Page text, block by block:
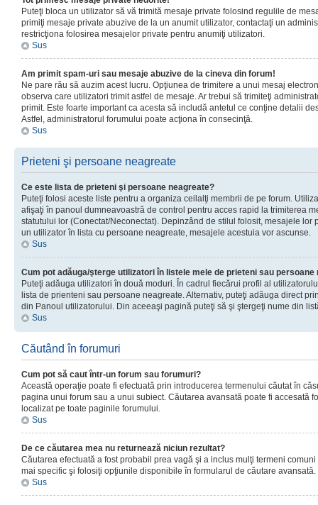
Puteţi bloca un utilizator să vă trimită mesaje private folosind regulile de
primiţi mesaje private abuzive de la un anumit utilizator, contactaţi un
restricţiona folosirea mesajelor private pentru anumiţi utilizatori.
Sus
Am primit spam-uri sau mesaje abuzive de la cineva din forum!
Ne pare rău să auzim acest lucru. Opţiunea de trimitere a unui mesaj
observa care utilizatori trimit astfel de mesaje. Ar trebui să trimiteţi
primit. Este foarte important ca acesta să includă antetul ce conţine detalii
Astfel, administratorul forumului poate acţiona în consecinţă.
Sus
Prieteni şi persoane neagreate
Ce este lista de prieteni şi persoane neagreate?
Puteţi folosi aceste liste pentru a organiza ceilalţi membrii de pe forum.
afişaţi în panoul dumneavoastră de control pentru acces rapid la trimiterea
statutului lor (Conectat/Neconectat). Depinzând de stilul folosit, mesajele lor
un utilizator în lista cu persoane neagreate, mesajele acestuia vor ascunse.
Sus
Cum pot adăuga/şterge utilizatori în listele mele de prieteni sau persoane
Puteţi adăuga utilizatori în două moduri. În cadrul fiecărui profil al
lista de prienteni sau persoane neagreate. Alternativ, puteţi adăuga direct
din Panoul utilizatorului. Din aceeaşi pagină puteţi să şi ştergeţi nume din
Sus
Căutând în forumuri
Cum pot să caut într-un forum sau forumuri?
Această operaţie poate fi efectuată prin introducerea termenului căutat în
pagina unui forum sau a unui subiect. Căutarea avansată poate fi accesată
localizat pe toate paginile forumului.
Sus
De ce căutarea mea nu returnează niciun rezultat?
Căutarea efectuată a fost probabil prea vagă şi a inclus mulţi termeni
mai specific şi folosiţi opţiunile disponibile în formularul de căutare avansată.
Sus